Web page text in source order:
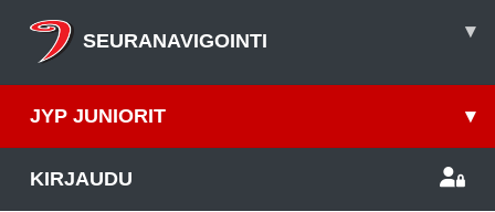
SEURANAVIGOINTI ▾
JYP JUNIORIT ▾
KIRJAUDU